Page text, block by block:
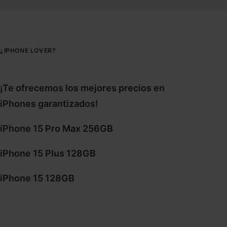
¿IPHONE LOVER?
¡Te ofrecemos los mejores precios en
iPhones garantizados!
iPhone 15 Pro Max 256GB
iPhone 15 Plus 128GB
iPhone 15 128GB